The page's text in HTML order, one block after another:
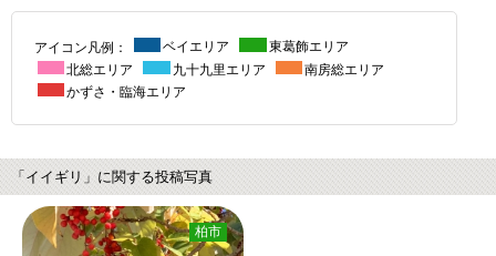
アイコン凡例： ベイエリア
東葛飾エリア
北総エリア
九十九里エリア
南房総エリア
かずさ・臨海エリア
「イイギリ」に関する投稿写真
柏市